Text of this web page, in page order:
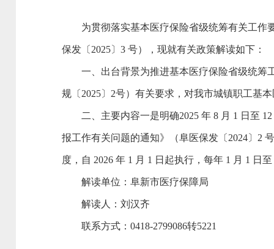
为贯彻落实基本医疗保险省级统筹有关工作
保发〔2025〕3 号），现就有关政策解读如下：
一、出台背景为推进基本医疗保险省级统筹
规〔2025〕2号）有关要求，对我市城镇职工基
二、主要内容一是明确2025 年 8 月 1 日至
报工作有关问题的通知》（阜医保发〔2024〕2
度，自 2026 年 1 月 1 日起执行，每年 1 月 1 日
解读单位：阜新市医疗保障局
解读人：刘汉齐
联系方式：0418-2799086转5221